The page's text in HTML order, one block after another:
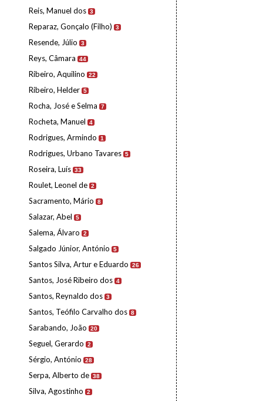
Reis, Manuel dos 3
Reparaz, Gonçalo (Filho) 3
Resende, Júlio 3
Reys, Câmara 44
Ribeiro, Aquilino 22
Ribeiro, Helder 5
Rocha, José e Selma 7
Rocheta, Manuel 4
Rodrigues, Armindo 1
Rodrigues, Urbano Tavares 5
Roseira, Luís 33
Roulet, Leonel de 2
Sacramento, Mário 8
Salazar, Abel 5
Salema, Álvaro 2
Salgado Júnior, António 5
Santos Silva, Artur e Eduardo 26
Santos, José Ribeiro dos 4
Santos, Reynaldo dos 3
Santos, Teófilo Carvalho dos 8
Sarabando, João 20
Seguel, Gerardo 2
Sérgio, António 28
Serpa, Alberto de 38
Silva, Agostinho 2